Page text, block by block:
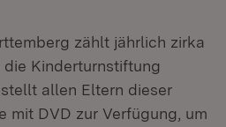
zählt jährlich zirka
die Kinderturnstiftung
allen Eltern dieser
mit DVD zur Verfügung, um